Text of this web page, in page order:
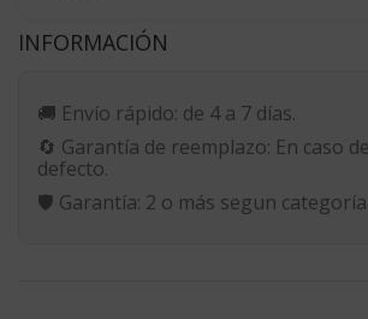
INFORMACIÓN
🚚 Envío rápido: de 4 a 7 días.
🔄 Garantía de reemplazo: En caso
defecto.
🛡️ Garantía: 2 o más segun